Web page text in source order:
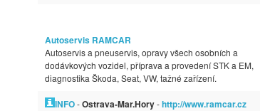
Autoservis RAMCAR
Autoservis a pneuservis, opravy všech osobních a
dodávkových vozidel, příprava a provedení STK a EM,
diagnostika Škoda, Seat, VW, tažné zařízení.
INFO-Ostrava-Mar.Hory-http://www.ramcar.cz